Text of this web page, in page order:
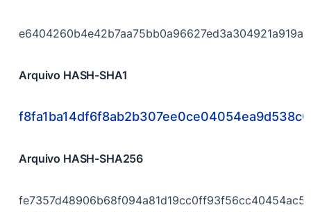
Arquivo HASH-SHA1
f8fa1ba14df6f8ab2b307ee0ce04054ea9d538c0
Arquivo HASH-SHA256